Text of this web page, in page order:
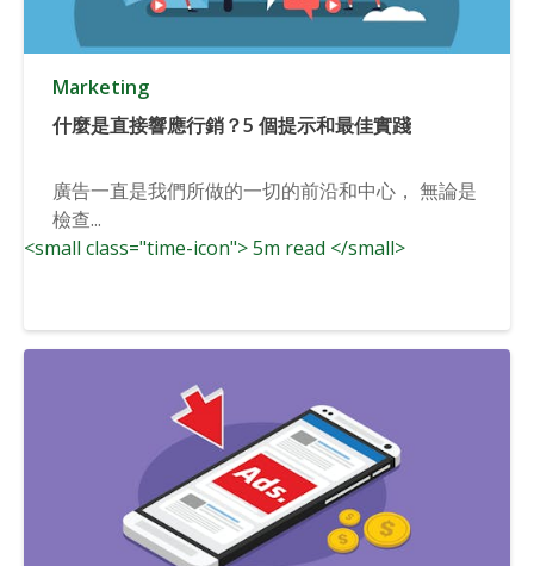
Marketing
什麼是直接響應行銷？5 個提示和最佳實踐
廣告一直是我們所做的一切的前沿和中心， 無論是
檢查...
<small class="time-icon"> 5m read </small>